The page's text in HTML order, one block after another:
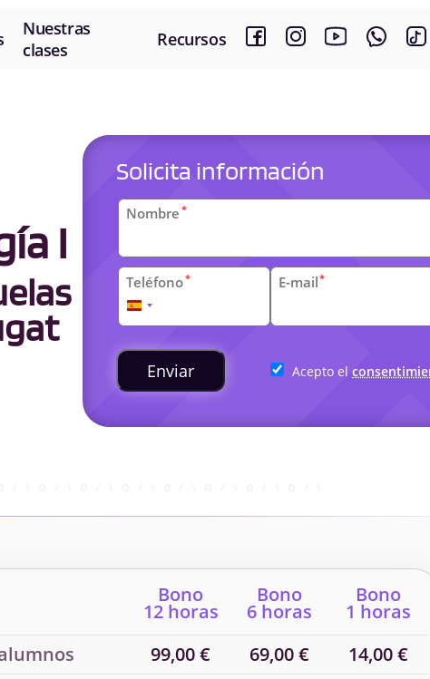
Nuestras
clases
Recursos
I
Solicita información
Datos
Nombre *
Teléfono*
España
+34
E-mail*
Clases
universitarias
Enviar Acepto el
Bono
12 horas
Bono
6 horas
Bono
1 horas
99,00 € 69,00 €
14,00 €